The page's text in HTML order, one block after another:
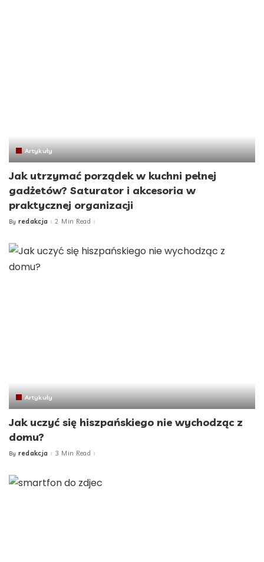
Artykuły
Jak utrzymać porządek w kuchni pełnej
gadżetów? Saturator i akcesoria w
praktycznej organizacji
Posted
By redakcja 2 Min Read
Artykuły
Jak uczyć się hiszpańskiego nie wychodząc z
domu?
Posted
By redakcja 3 Min Read